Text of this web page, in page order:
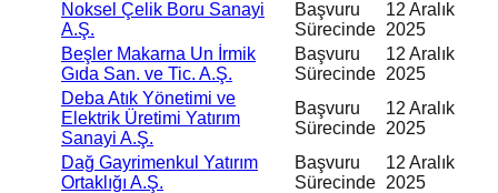
Noksel Çelik Boru Sanayi
A.Ş.
Başvuru
Sürecinde
12 Aralık
2025
Beşler Makarna Un İrmik
Gıda San. ve Tic. A.Ş.
Başvuru
Sürecinde
12 Aralık
2025
Deba Atık Yönetimi ve
Elektrik Üretimi Yatırım
Sanayi A.Ş.
Başvuru
Sürecinde
12 Aralık
2025
Dağ Gayrimenkul Yatırım
Ortaklığı A.Ş.
Başvuru
Sürecinde
12 Aralık
2025